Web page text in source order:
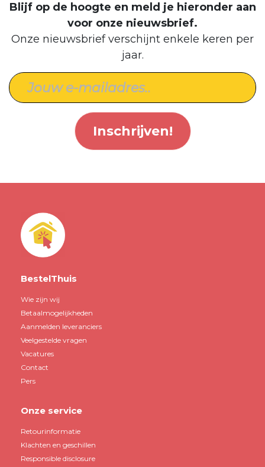
Blijf op de hoogte en meld je hieronder aan
voor onze nieuwsbrief.
Onze nieuwsbrief verschijnt enkele keren per
jaar.
Inschrijven!
BestelThuis
Wie zijn wij
Betaalmogelijkheden
Aanmelden leveranciers
Veelgestelde vragen
Vacatures
Contact
Pers
Onze service
Retourinformatie
Klachten en geschillen
Responsible disclosure